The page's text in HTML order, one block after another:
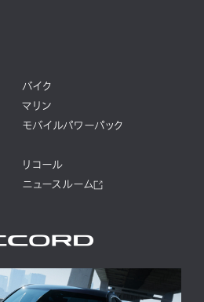
バイク
マリン
モバイルパワーパック
リコール
ニュースルーム